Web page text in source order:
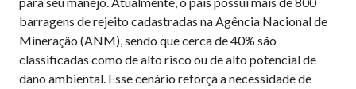
barragens de rejeito cadastradas na Agência Nacional de
Mineração (ANM), sendo que cerca de 40% são
classificadas como de alto risco ou de alto potencial de
dano ambiental. Esse cenário reforça a necessidade de